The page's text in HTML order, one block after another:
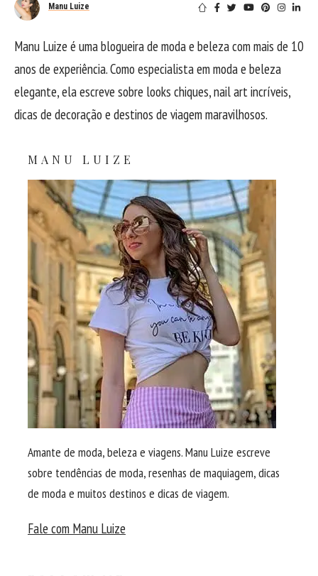
Manu Luize
Manu Luize é uma blogueira de moda e beleza com mais de 10
anos de experiência. Como especialista em moda e beleza
elegante, ela escreve sobre looks chiques, nail art incríveis,
dicas de decoração e destinos de viagem maravilhosos.
MANU LUIZE
Amante de moda, beleza e viagens. Manu Luize escreve
sobre tendências de moda, resenhas de maquiagem, dicas
de moda e muitos destinos e dicas de viagem.
Fale com Manu Luize